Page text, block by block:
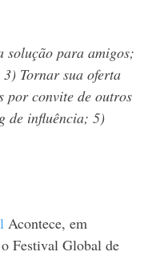
solução para amigos;
3) Tornar sua oferta
por convite de outros
de influência; 5)
Acontece, em
Festival Global de